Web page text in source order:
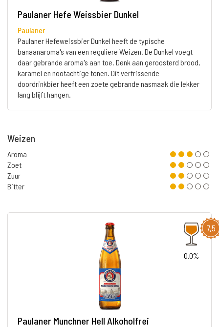
Paulaner Hefe Weissbier Dunkel
Paulaner
Paulaner Hefeweissbier Dunkel heeft de typische
banaanaroma's van een reguliere Weizen. De Dunkel voegt
daar gebrande aroma's aan toe. Denk aan geroosterd brood,
karamel en nootachtige tonen. Dit verfrissende
doordrinkbier heeft een zoete gebrande nasmaak die lekker
lang blijft hangen.
Weizen
Aroma
Zoet
Zuur
Bitter
7,5
0.0%
Paulaner Munchner Hell Alkoholfrei